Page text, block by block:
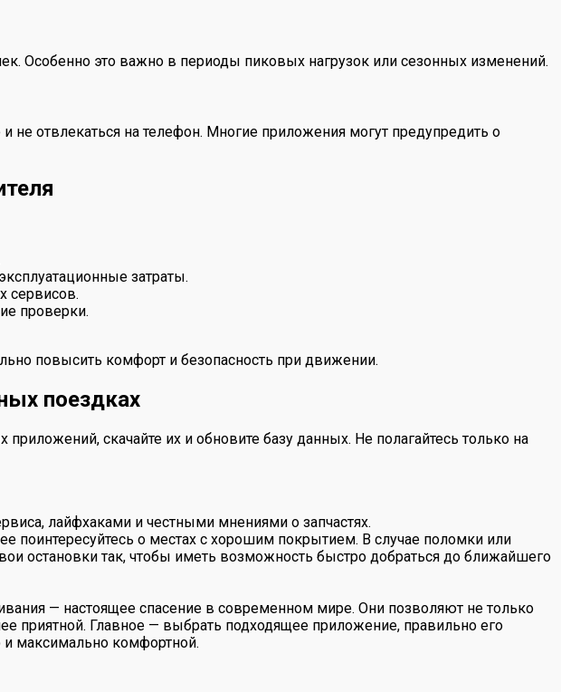
Особенно это важно в периоды пиковых нагрузок или сезонных изменений.
не отвлекаться на телефон. Многие приложения могут предупредить о
затраты.
сервисов.
проверки.
повысить комфорт и безопасность при движении.
поездках
скачайте их и обновите базу данных. Не полагайтесь только на
лайфхаками и честными мнениями о запчастях.
поинтересуйтесь о местах с хорошим покрытием. В случае поломки или
остановки так, чтобы иметь возможность быстро добраться до ближайшего
— настоящее спасение в современном мире. Они позволяют не только
приятной. Главное — выбрать подходящее приложение, правильно его
и максимально комфортной.